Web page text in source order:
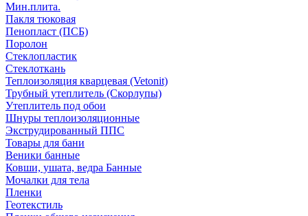
Мин.плита.
Пакля тюковая
Пенопласт (ПСБ)
Поролон
Стеклопластик
Стеклоткань
Теплоизоляция кварцевая (Vetonit)
Трубный утеплитель (Скорлупы)
Утеплитель под обои
Шнуры теплоизоляционные
Экструдированный ППС
Товары для бани
Веники банные
Ковши, ушата, ведра Банные
Мочалки для тела
Пленки
Геотекстиль